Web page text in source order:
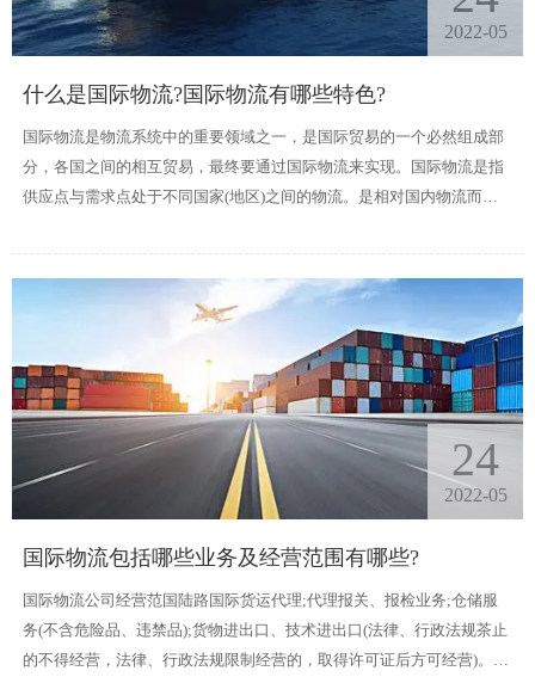
2022-05
什么是国际物流?国际物流有哪些特色?
国际物流是物流系统中的重要领域之一，是国际贸易的一个必然组成部
分，各国之间的相互贸易，最终要通过国际物流来实现。国际物流是指
供应点与需求点处于不同国家(地区)之间的物流。是相对国内物流而言
易物流流程，实现卖方交付货物、单证和收取货款，而买方接受支付货
款、单证和收取货物。
24
2022-05
国际物流包括哪些业务及经营范围有哪些?
国际物流公司经营范国陆路国际货运代理;代理报关、报检业务;仓储服
务(不含危险品、违禁品);货物进出口、技术进出口(法律、行政法规茶止
的不得经营，法律、行政法规限制经营的，取得许可证后方可经营)。